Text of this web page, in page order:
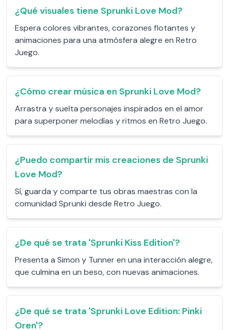
¿Qué visuales tiene Sprunki Love Mod?
Espera colores vibrantes, corazones flotantes y
animaciones para una atmósfera alegre en Retro
Juego.
¿Cómo crear música en Sprunki Love Mod?
Arrastra y suelta personajes inspirados en el amor
para superponer melodías y ritmos en Retro Juego.
¿Puedo compartir mis creaciones de Sprunki
Love Mod?
Sí, guarda y comparte tus obras maestras con la
comunidad Sprunki desde Retro Juego.
¿De qué se trata 'Sprunki Kiss Edition'?
Presenta a Simon y Tunner en una interacción alegre,
que culmina en un beso, con nuevas animaciones.
¿De qué se trata 'Sprunki Love Edition: Pinki
Oren'?